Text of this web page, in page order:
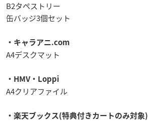
B2タペストリー
缶バッジ3個セット
・キャラアニ.com
A4デスクマット
・HMV・Loppi
A4クリアファイル
・楽天ブックス(特典付きカートのみ対象)